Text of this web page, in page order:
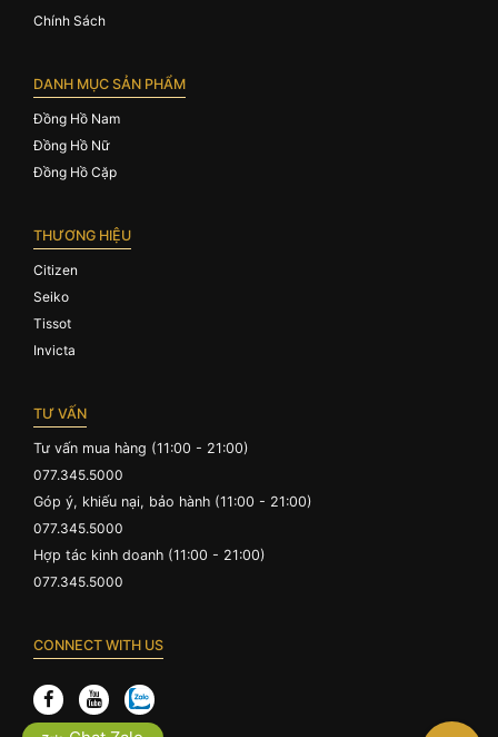
Chính Sách
DANH MỤC SẢN PHẨM
Đồng Hồ Nam
Đồng Hồ Nữ
Đồng Hồ Cặp
THƯƠNG HIỆU
Citizen
Seiko
Tissot
Invicta
TƯ VẤN
Tư vấn mua hàng (11:00 - 21:00)
077.345.5000
Góp ý, khiếu nại, bảo hành (11:00 - 21:00)
077.345.5000
Hợp tác kinh doanh (11:00 - 21:00)
077.345.5000
CONNECT WITH US